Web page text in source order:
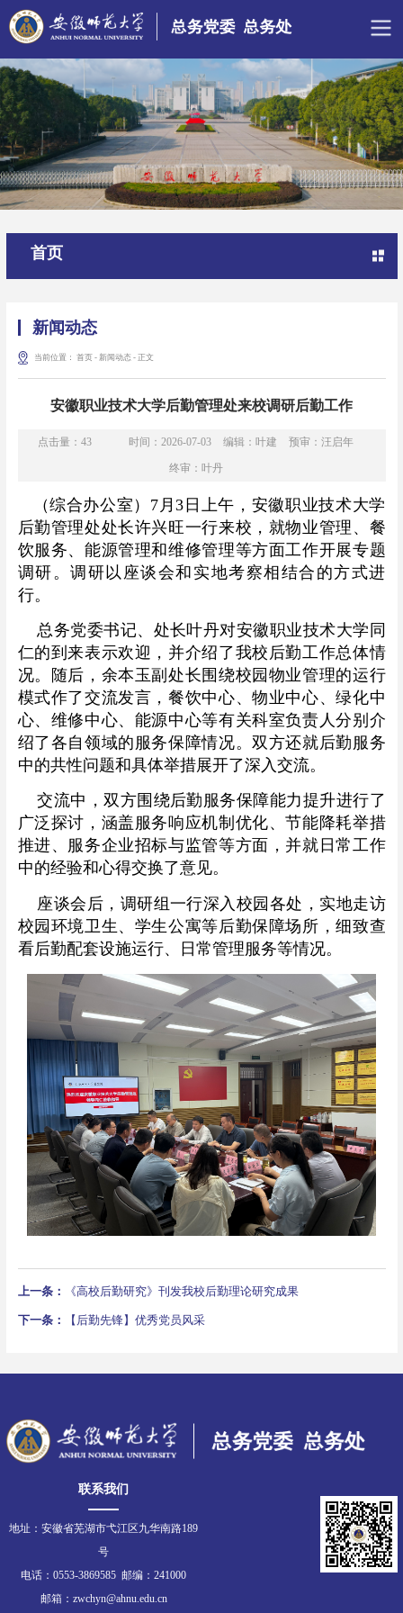
首页
新闻动态
当前位置： 首页 - 新闻动态 - 正文
安徽职业技术大学后勤管理处来校调研后勤工作
点击量： 43 时间：2026-07-03 编辑：叶建 预审：汪启年
终审：叶丹
（综合办公室）7月3日上午，安徽职业技术大学
后勤管理处处长许兴旺一行来校，就物业管理、餐
饮服务、能源管理和维修管理等方面工作开展专题
调研。调研以座谈会和实地考察相结合的方式进
行。
总务党委书记、处长叶丹对安徽职业技术大学同
仁的到来表示欢迎，并介绍了我校后勤工作总体情
况。随后，余本玉副处长围绕校园物业管理的运行
模式作了交流发言，餐饮中心、物业中心、绿化中
心、维修中心、能源中心等有关科室负责人分别介
绍了各自领域的服务保障情况。双方还就后勤服务
中的共性问题和具体举措展开了深入交流。
交流中，双方围绕后勤服务保障能力提升进行了
广泛探讨，涵盖服务响应机制优化、节能降耗举措
推进、服务企业招标与监管等方面，并就日常工作
中的经验和心得交换了意见。
座谈会后，调研组一行深入校园各处，实地走访
校园环境卫生、学生公寓等后勤保障场所，细致查
看后勤配套设施运行、日常管理服务等情况。
上一条： 《高校后勤研究》刊发我校后勤理论研究成果
下一条： 【后勤先锋】优秀党员风采
联系我们
地址：安徽省芜湖市弋江区九华南路189
号
电话：0553-3869585 邮编：241000
邮箱：zwchyn@ahnu.edu.cn